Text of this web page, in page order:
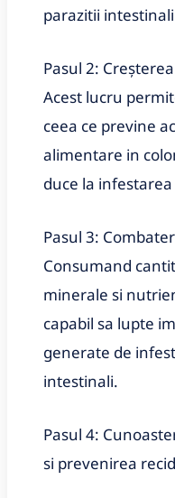
parazitii
Pasul 2:
Acest lucru
ceea ce previne
alimentare in
duce la
Pasul 3:
Consumand
minerale si
capabil sa lupte
generate de
intestinali.
Pasul 4:
si prevenirea